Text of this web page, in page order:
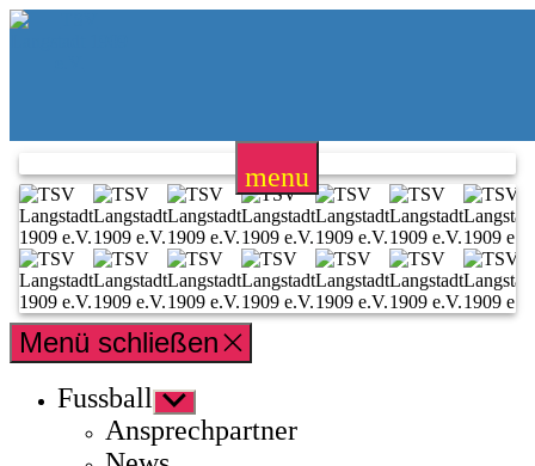
Zum
menu
Menü schließen
Fussball
Untermenü
anzeigen
Ansprechpartner